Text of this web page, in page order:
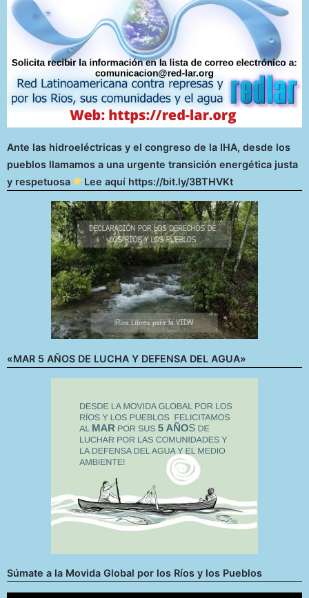
Ante las hidroeléctricas y el congreso de la IHA, desde los
pueblos llamamos a una urgente transición energética justa
y respetuosa
Lee aquí https://bit.ly/3BTHVKt
«MAR 5 AÑOS DE LUCHA Y DEFENSA DEL AGUA»
Súmate a la Movida Global por los Ríos y los Pueblos